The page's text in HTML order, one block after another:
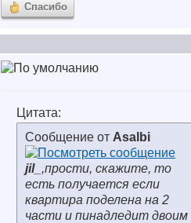
Спасибо
Цитата:
Сообщение от Asalbi
jil_ ,прости, скажите, то
есть получается если
квартира поделена на 2
части и пинадледит двоим